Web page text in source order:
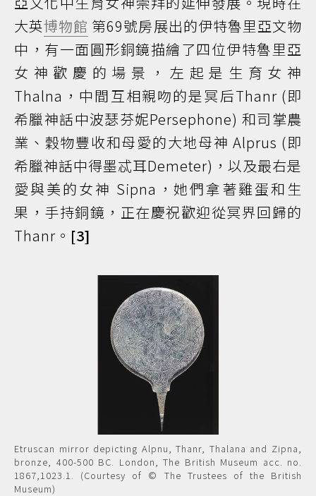
大英博物館 第69號房展出的伊特魯里亞文物
中，有一面圓形銅鏡描繪了四位伊特魯里亞
女神歡慶的場景，左起是生育女神
Thalna，中間互相親吻的是冥后Thanr (即
希臘神話中波瑟芬妮Persephone) 和司掌農
業、穀物豐收和母愛的大地母神 Alprus (即
希臘神話中得墨忒耳Demeter)，以及最右是
愛與美的女神 Sipna，她們拿著雞蛋和生
果，手持銅鏡，正在慶祝歡迎從冥界回歸的
Thanr。 [3]
Etruscan mirror depicting Alpnu, Thanr, Thalana and Zipna,
bronze, 400-500 BC. London, The British Museum acc. no.
1867,1023.1. (Courtesy of © The Trustees of the British
Museum)